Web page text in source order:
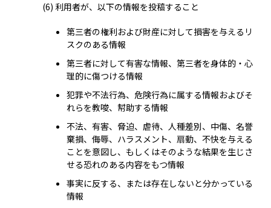
利用者が、以下の情報を投稿すること
第三者の権利および財産に対して損害を与えるリ
スクのある情報
第三者に対して有害な情報、第三者を身体的・心
理的に傷つける情報
犯罪や不法行為、危険行為に属する情報およびそ
れらを教唆、幇助する情報
不法、有害、脅迫、虐待、人種差別、中傷、名誉
棄損、侮辱、ハラスメント、扇動、不快を与える
ことを意図し、もしくはそのような結果を生じさ
せる恐れのある内容をもつ情報
事実に反する、または存在しないと分かっている
情報